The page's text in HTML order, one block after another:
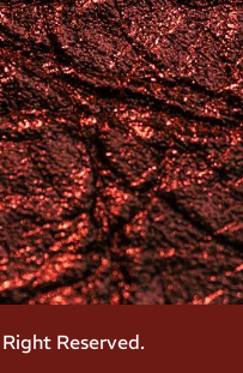
Reserved.